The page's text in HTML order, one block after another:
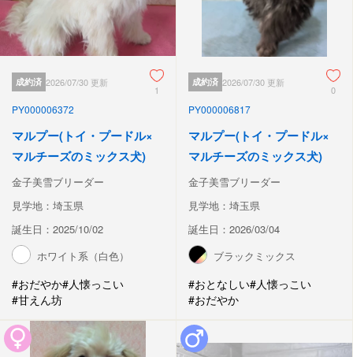
成約済 2026/07/30 更新
1
PY000006372
マルプー(トイ・プードル×
マルチーズのミックス犬)
金子美雪ブリーダー
見学地：埼玉県
誕生日：2025/10/02
ホワイト系（白色）
#おだやか#人懐っこい
#甘えん坊
成約済 2026/07/30 更新
0
PY000006817
マルプー(トイ・プードル×
マルチーズのミックス犬)
金子美雪ブリーダー
見学地：埼玉県
誕生日：2026/03/04
ブラックミックス
#おとなしい#人懐っこい
#おだやか